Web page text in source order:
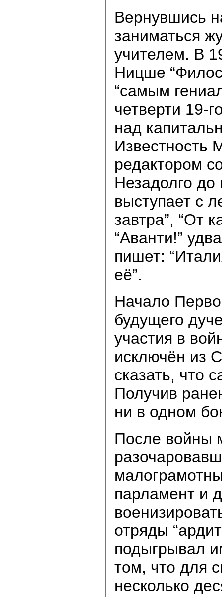
Вернувшись
заниматься
учителем. В
Ницше
“самым
четверти 19-
над
Известность
редактором
Незадолго
выступает с
завтра”, “От
“Аванти!”
пишет:
её”.
Начало
будущего
участия в
исключён из
сказать, что
Получив
ни в одном
После войны
парламент и
отряды
подыгрывал
том, что для
несколько